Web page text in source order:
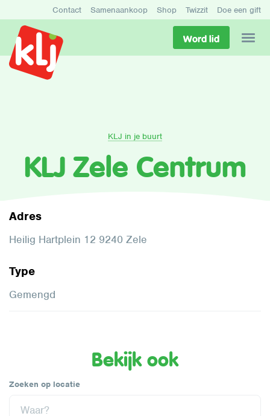
Contact Samenaankoop Shop Twizzit Doe een gift
Word lid
KLJ in je buurt
KLJ Zele Centrum
Adres
Heilig Hartplein 12 9240 Zele
Type
Gemengd
Bekijk ook
Zoeken op locatie